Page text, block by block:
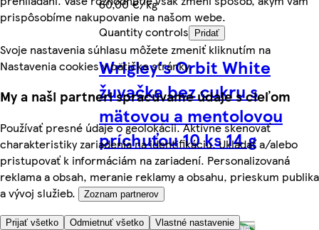
prispôsobíme nakupovanie na našom webe.
Svoje nastavenia súhlasu môžete zmeniť kliknutím na
Nastavenia cookies v pätičke stránky.
My a naši partneri spracúvame údaje s cieľom
Používať presné údaje o geolokácii. Aktívne skenovať
charakteristiky zariadenia na identifikáciu. Ukladať a/alebo
pristupovať k informáciám na zariadení. Personalizovaná
reklama a obsah, meranie reklamy a obsahu, prieskum publika
a vývoj služieb.
Zoznam partnerov
Prijať všetko Odmietnuť všetko Vlastné nastavenie
60,00 €/kg
Quantity controls
Pridať
Wrigley's Orbit White
žuvačka bez cukru s
mätovou a mentolovou
príchuťou 10 ks 14 g